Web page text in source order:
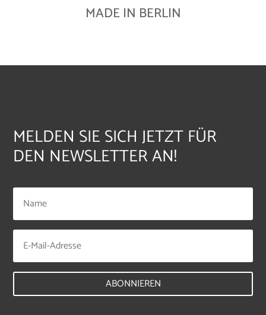
MADE IN BERLIN
MELDEN SIE SICH JETZT FÜR
DEN NEWSLETTER AN!
ABONNIEREN